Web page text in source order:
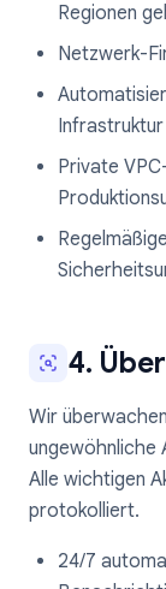
Regionen
Netzwerk-
Infrastruktur
Private
4.
Wir
ungewöhnliche
Alle wichtigen
protokolliert.
24/7